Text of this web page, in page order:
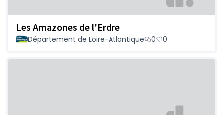
Les Amazones de l'Erdre
Département de Loire-Atlantique 0 0